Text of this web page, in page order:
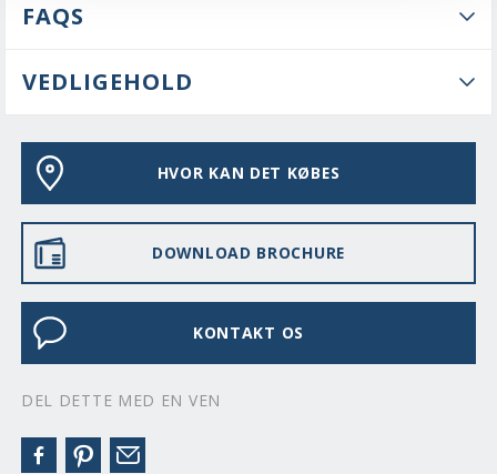
FAQS
VEDLIGEHOLD
HVOR KAN DET KØBES
DOWNLOAD BROCHURE
KONTAKT OS
DEL DETTE MED EN VEN